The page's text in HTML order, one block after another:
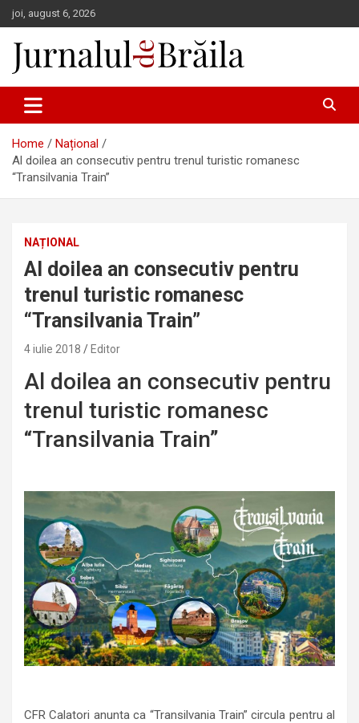
Skip
to
content
joi, august 6, 2026
Jurnalul de Brăila
Home
Național
Al doilea an consecutiv pentru trenul turistic romanesc
“Transilvania Train”
NAȚIONAL
Al doilea an consecutiv pentru
trenul turistic romanesc
“Transilvania Train”
4 iulie 2018 Editor
Al doilea an consecutiv pentru
trenul turistic romanesc
“Transilvania Train”
CFR Calatori anunta ca “Transilvania Train” circula pentru al